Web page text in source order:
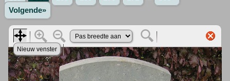
Volgende»